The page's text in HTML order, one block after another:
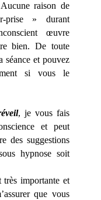
raison de
prise » durant
œuvre
bien. De toute
séance et pouvez
si vous le
, je vous fais
et peut
des suggestions
hypnose soit
très importante et
que vous